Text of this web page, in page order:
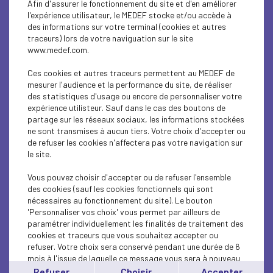
INTERNATIONAL - EUROPE
INTERNATIONAL - EUROPE
ECONOMY
ECONOMY
INTERNATIONAL - EUROPE
ECONOMY
ECONOMY
INTERNATIONAL - EUROPE
INTERNATIONAL - EUROPE
Afin d'assurer le fonctionnement du site et d'en améliorer
l'expérience utilisateur, le MEDEF stocke et/ou accède à
des informations sur votre terminal (cookies et autres
traceurs) lors de votre naviguation sur le site
www.medef.com.
Ces cookies et autres traceurs permettent au MEDEF de
mesurer l'audience et la performance du site, de réaliser
des statistiques d'usage ou encore de personnaliser votre
expérience utilisteur. Sauf dans le cas des boutons de
partage sur les réseaux sociaux, les informations stockées
ne sont transmises à aucun tiers. Votre choix d'accepter ou
de refuser les cookies n'affectera pas votre navigation sur
le site.
Vous pouvez choisir d'accepter ou de refuser l'ensemble
des cookies (sauf les cookies fonctionnels qui sont
nécessaires au fonctionnement du site). Le bouton
'Personnaliser vos choix' vous permet par ailleurs de
paramétrer individuellement les finalités de traitement des
cookies et traceurs que vous souhaitez accepter ou
refuser. Votre choix sera conservé pendant une durée de 6
mois à l'issue de laquelle ce message vous sera à nouveau
affiché..